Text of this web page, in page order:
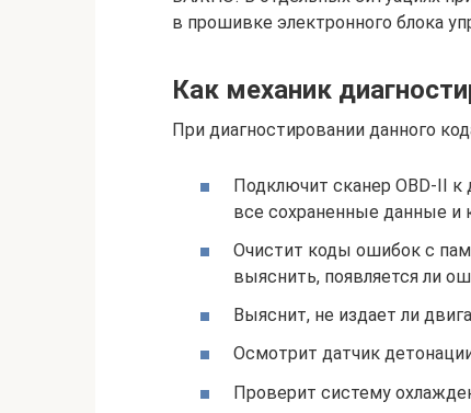
в прошивке электронного блока
Как механик
При диагностировании данного
Подключит сканер OBD-II к
все сохраненные данные
Очистит коды ошибок с
выяснить, появляется ли
Выяснит, не издает ли
Осмотрит датчик
Проверит систему